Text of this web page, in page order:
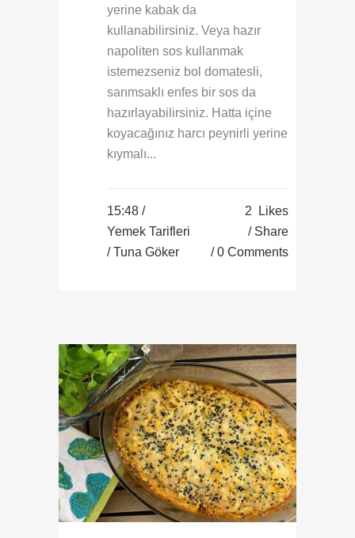
yerine kabak da
kullanabilirsiniz. Veya hazır
napoliten sos kullanmak
istemezseniz bol domatesli,
sarımsaklı enfes bir sos da
hazırlayabilirsiniz. Hatta içine
koyacağınız harcı peynirli yerine
kıymalı...
15:48 /
Yemek Tarifleri
/ Tuna Göker
2
Likes
Share
0 Comments